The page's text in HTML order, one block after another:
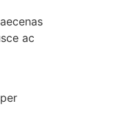
ac